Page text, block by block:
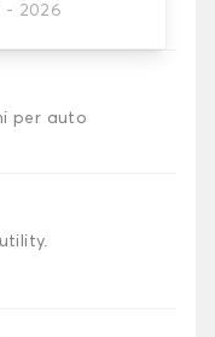
- 2026
per auto